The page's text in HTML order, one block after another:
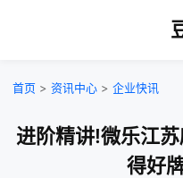
首页 > 资讯中心 > 企业快讯
进阶精讲!微乐江
得好